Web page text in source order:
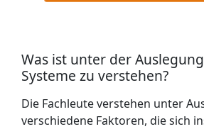
Was ist unter der
Systeme zu verstehen?
Die Fachleute verstehen unter
verschiedene Faktoren, die sich